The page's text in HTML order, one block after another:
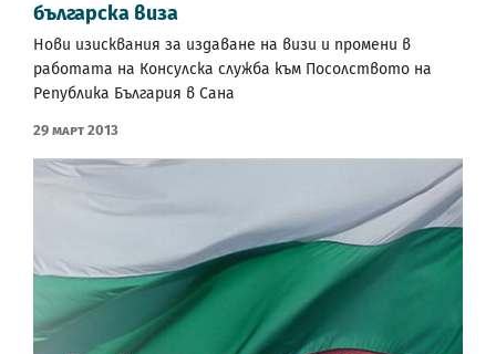
българска виза
Нови изисквания за издаване на визи и промени в
работата на Консулска служба към Посолството на
Република България в Сана
29 Март 2013